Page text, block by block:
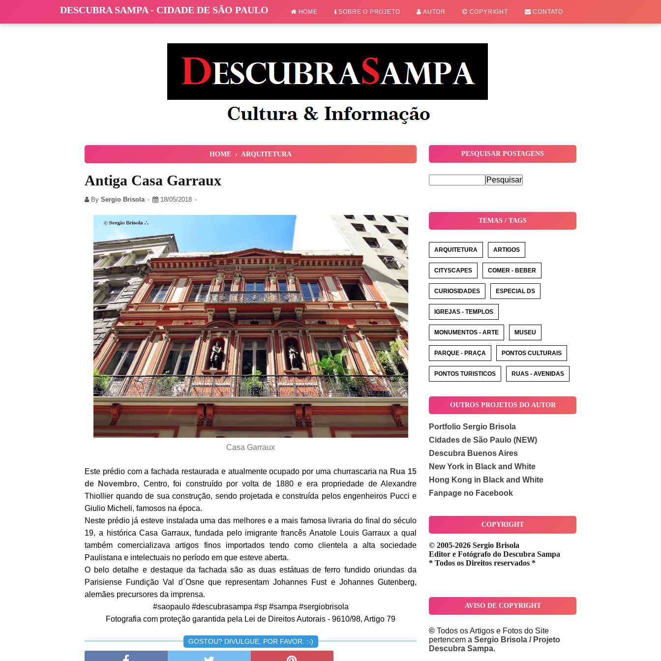
DESCUBRA SAMPA - CIDADE DE SÃO PAULO HOME SOBRE O PROJETO AUTOR COPYRIGHT CONTATO
HOME › ARQUITETURA
Antiga Casa Garraux
By Sergio Brisola 18/05/2018
Casa Garraux
Este prédio com a fachada restaurada e atualmente ocupado por uma churrascaria na Rua 15
de Novembro, Centro, foi construído por volta de 1880 e era propriedade de Alexandre
Thiollier quando de sua construção, sendo projetada e construída pelos engenheiros Pucci e
Giulio Micheli, famosos na época.
Neste prédio já esteve instalada uma das melhores e a mais famosa livraria do final do século
19, a histórica Casa Garraux, fundada pelo imigrante francês Anatole Louis Garraux a qual
também comercializava artigos finos importados tendo como clientela a alta sociedade
Paulistana e intelectuais no período em que esteve aberta.
O belo detalhe e destaque da fachada são as duas estátuas de ferro fundido oriundas da
Parisiense Fundição Val d´Osne que representam Johannes Fust e Johannes Gutenberg,
alemães precursores da imprensa.
#saopaulo #descubrasampa #sp #sampa #sergiobrisola
Fotografia com proteção garantida pela Lei de Direitos Autorais - 9610/98, Artigo 79
GOSTOU? DIVULGUE, POR FAVOR. :-)
PESQUISAR POSTAGENS
TEMAS / TAGS
ARQUITETURA ARTIGOS
CITYSCAPES COMER - BEBER
CURIOSIDADES ESPECIAL DS
IGREJAS - TEMPLOS
MONUMENTOS - ARTE MUSEU
PARQUE - PRAÇA PONTOS CULTURAIS
PONTOS TURISTICOS RUAS - AVENIDAS
OUTROS PROJETOS DO AUTOR
Portfolio Sergio Brisola
Cidades de São Paulo (NEW)
Descubra Buenos Aires
New York in Black and White
Hong Kong in Black and White
Fanpage no Facebook
COPYRIGHT
© 2005-2026 Sergio Brisola
Editor e Fotógrafo do Descubra Sampa
* Todos os Direitos reservados *
AVISO DE COPYRIGHT
© Todos os Artigos e Fotos do Site
pertencem a Sergio Brisola / Projeto
Descubra Sampa.